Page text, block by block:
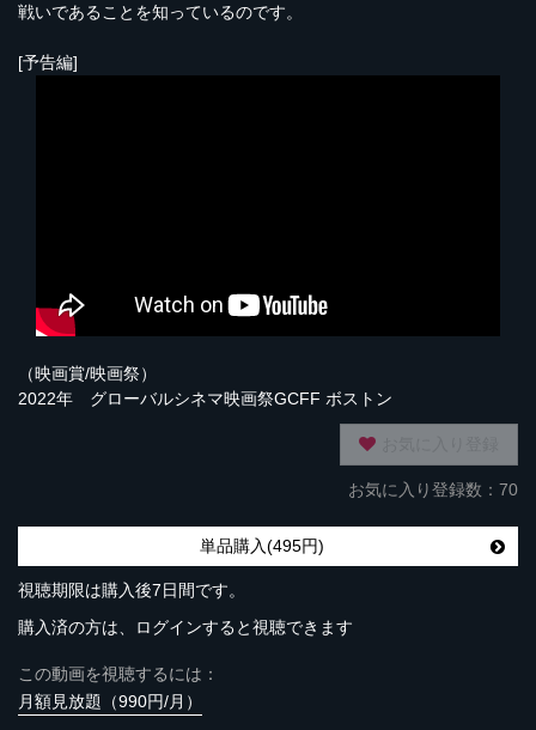
戦いであることを知っているのです。
[予告編]
（映画賞/映画祭）
2022年 グローバルシネマ映画祭GCFF ボストン
お気に入り登録数：70
単品購入(495円)
視聴期限は購入後7日間です。
購入済の方は、ログインすると視聴できます
この動画を視聴するには：
月額見放題（990円/月）